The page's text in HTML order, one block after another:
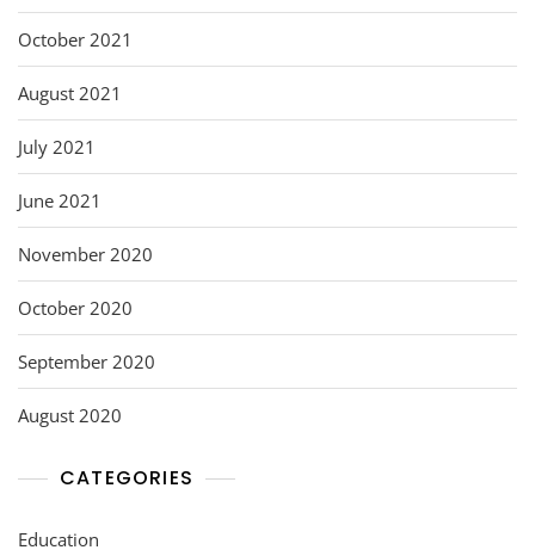
October 2021
August 2021
July 2021
June 2021
November 2020
October 2020
September 2020
August 2020
CATEGORIES
Education